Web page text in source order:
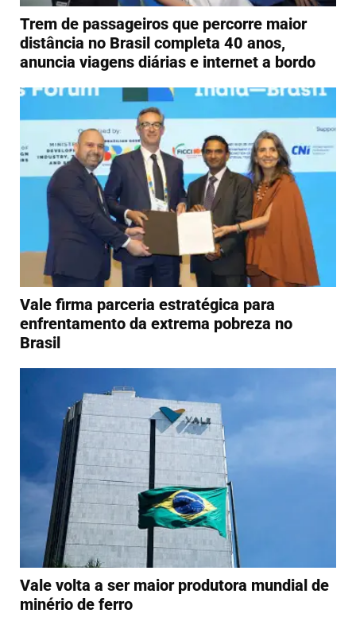
Trem de passageiros que percorre maior
distância no Brasil completa 40 anos,
anuncia viagens diárias e internet a bordo
Vale firma parceria estratégica para
enfrentamento da extrema pobreza no
Brasil
Vale volta a ser maior produtora mundial de
minério de ferro